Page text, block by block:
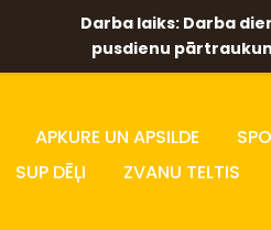
Darba laiks: Darba
pusdienu
APKURE UN APSILDE
SUP DĒĻI ZVANU TELTIS